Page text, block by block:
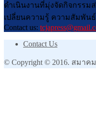
ดำเนินงานที่มุ่งจัดกิจกรร
เปลี่ยนความรู้ ความสัมพัน
Contact us:
Contact Us
© Copyright © 2016. สมาค